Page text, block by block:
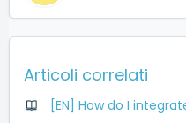
Articoli correlati
[EN] How do I